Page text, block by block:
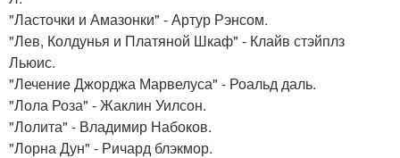
"Ласточки и Амазонки" - Артур Рэнсом.
"Лев, Колдунья и Платяной Шкаф" - Клайв стэйплз
Льюис.
"Лечение Джорджа Марвелуса" - Роальд даль.
"Лола Роза" - Жаклин Уилсон.
"Лолита" - Владимир Набоков.
"Лорна Дун" - Ричард блэкмор.